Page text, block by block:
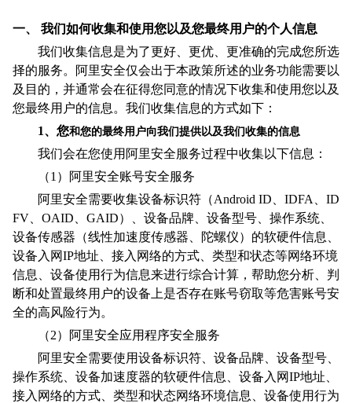
一、
我们如何收集和使用您以及您最终用户的个人信息
我们收集信息是为了更好、更优、更准确的完成您所选
择的服务。阿里安全仅会出于本政策所述的业务功能需要以
及目的，并通常会在征得您同意的情况下收集和使用您以及
您最终用户的信息。我们收集信息的方式如下：
1、您和您的最终用户向我们提供以及我们收集的信息
我们会在您使用阿里安全服务过程中收集以下信息：
（1）阿里安全账号安全服务
阿里安全需要收集设备标识符（Android ID、IDFA、ID
FV、OAID、GAID）、设备品牌、设备型号、操作系统、
设备传感器（线性加速度传感器、陀螺仪）的软硬件信息、
设备入网IP地址、接入网络的方式、类型和状态等网络环境
信息、设备使用行为信息来进行综合计算，帮助您分析、判
断和处置最终用户的设备上是否存在账号窃取等危害账号安
全的高风险行为。
（2）阿里安全应用程序安全服务
阿里安全需要使用设备标识符、设备品牌、设备型号、
操作系统、设备加速度器的软硬件信息、设备入网IP地址、
接入网络的方式、类型和状态网络环境信息、设备使用行为